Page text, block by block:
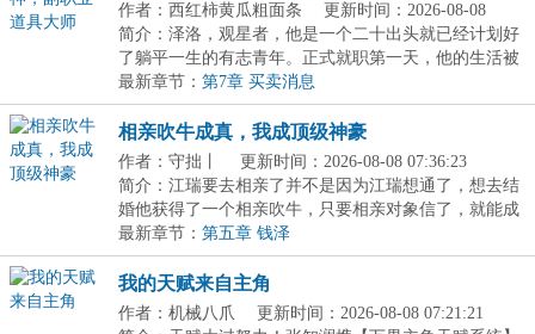
作者：西红柿黄瓜粗面条
更新时间：2026-08-08
14:41:31
简介：泽洛，观星者，他是一个二十出头就已经计划好
了躺平一生的有志青年。正式就职第一天，他的生活被
一...
最新章节： 第7章 买卖消息
相亲吹牛成真，我成顶级神豪
作者：守拙丨
更新时间：2026-08-08 07:36:23
简介：江瑞要去相亲了并不是因为江瑞想通了，想去结
婚他获得了一个相亲吹牛，只要相亲对象信了，就能成
为...
最新章节： 第五章 钱泽
我的天赋来自主角
作者：机械八爪
更新时间：2026-08-08 07:21:21